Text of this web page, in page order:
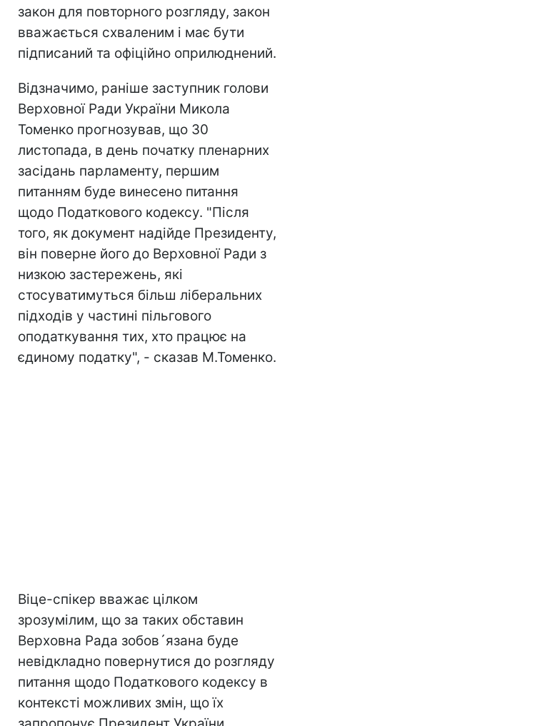
закон для повторного розгляду, закон
вважається схваленим і має бути
підписаний та офіційно оприлюднений.
Відзначимо, раніше заступник голови
Верховної Ради України Микола
Томенко прогнозував, що 30
листопада, в день початку пленарних
засідань парламенту, першим
питанням буде винесено питання
щодо Податкового кодексу. "Після
того, як документ надійде Президенту,
він поверне його до Верховної Ради з
низкою застережень, які
стосуватимуться більш ліберальних
підходів у частині пільгового
оподаткування тих, хто працює на
єдиному податку", - сказав М.Томенко.
Віце-спікер вважає цілком
зрозумілим, що за таких обставин
Верховна Рада зобов´язана буде
невідкладно повернутися до розгляду
питання щодо Податкового кодексу в
контексті можливих змін, що їх